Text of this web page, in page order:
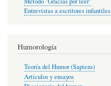
Entrevistas a escritores infantiles
Humorología
Teoría del Humor (Sapiens)
Artículos y ensayos